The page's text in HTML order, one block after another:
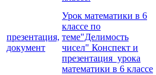
презентация,
документ
Урок математики в 6
классе по
теме"Делимость
чисел" Конспект и
презентация урока
математики в 6 классе